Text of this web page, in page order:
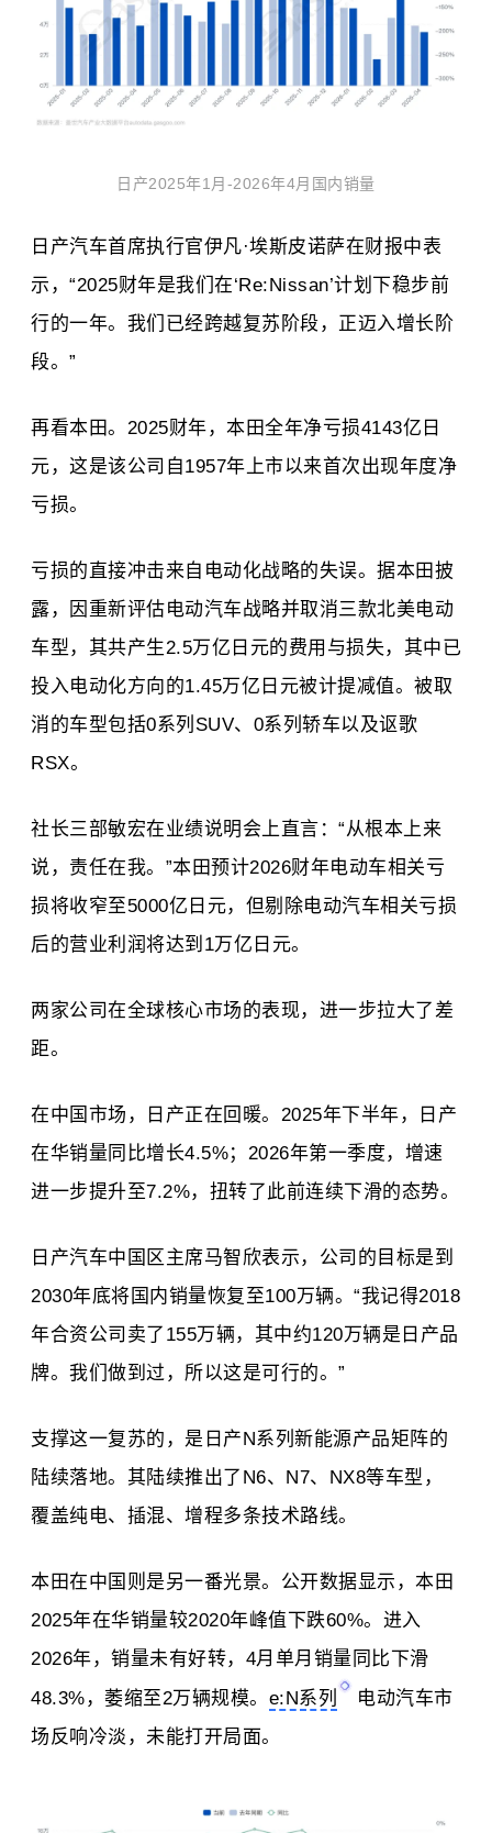
日产2025年1月-2026年4月国内销量
日产汽车首席执行官伊凡·埃斯皮诺萨在财报中表
示，“2025财年是我们在‘Re:Nissan’计划下稳步前
行的一年。我们已经跨越复苏阶段，正迈入增长阶
段。”
再看本田。2025财年，本田全年净亏损4143亿日
元，这是该公司自1957年上市以来首次出现年度净
亏损。
亏损的直接冲击来自电动化战略的失误。据本田披
露，因重新评估电动汽车战略并取消三款北美电动
车型，其共产生2.5万亿日元的费用与损失，其中已
投入电动化方向的1.45万亿日元被计提减值。被取
消的车型包括0系列SUV、0系列轿车以及讴歌
RSX。
社长三部敏宏在业绩说明会上直言：“从根本上来
说，责任在我。”本田预计2026财年电动车相关亏
损将收窄至5000亿日元，但剔除电动汽车相关亏损
后的营业利润将达到1万亿日元。
两家公司在全球核心市场的表现，进一步拉大了差
距。
在中国市场，日产正在回暖。2025年下半年，日产
在华销量同比增长4.5%；2026年第一季度，增速
进一步提升至7.2%，扭转了此前连续下滑的态势。
日产汽车中国区主席马智欣表示，公司的目标是到
2030年底将国内销量恢复至100万辆。“我记得2018
年合资公司卖了155万辆，其中约120万辆是日产品
牌。我们做到过，所以这是可行的。”
支撑这一复苏的，是日产N系列新能源产品矩阵的
陆续落地。其陆续推出了N6、N7、NX8等车型，
覆盖纯电、插混、增程多条技术路线。
本田在中国则是另一番光景。公开数据显示，本田
2025年在华销量较2020年峰值下跌60%。进入
2026年，销量未有好转，4月单月销量同比下滑
48.3%，萎缩至2万辆规模。 e:N系列
电动汽车市
场反响冷淡，未能打开局面。